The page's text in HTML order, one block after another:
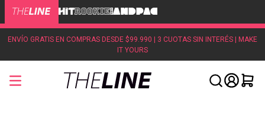
ENVÍO GRATIS EN COMPRAS DESDE $99.990 | 3 CUOTAS SIN INTERÉS | MAKE
IT YOURS